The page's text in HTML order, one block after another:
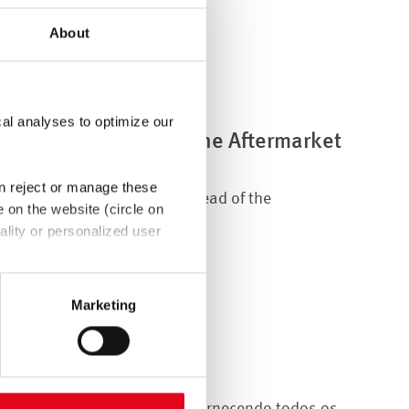
About
analyses to optimize our
reject or manage these
on the website (circle on
or personalized user
Art. 49 (1) sentence 1 a
In this case, there may
rights may not be
Marketing
as new head of the Aftermarket
Mourad took over as head of the
2024....
produto